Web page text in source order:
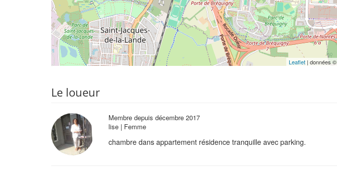
Leaflet| données ©
Le loueur
Membre depuis décembre 2017
lise | Femme
chambre dans appartement résidence tranquille avec parking.